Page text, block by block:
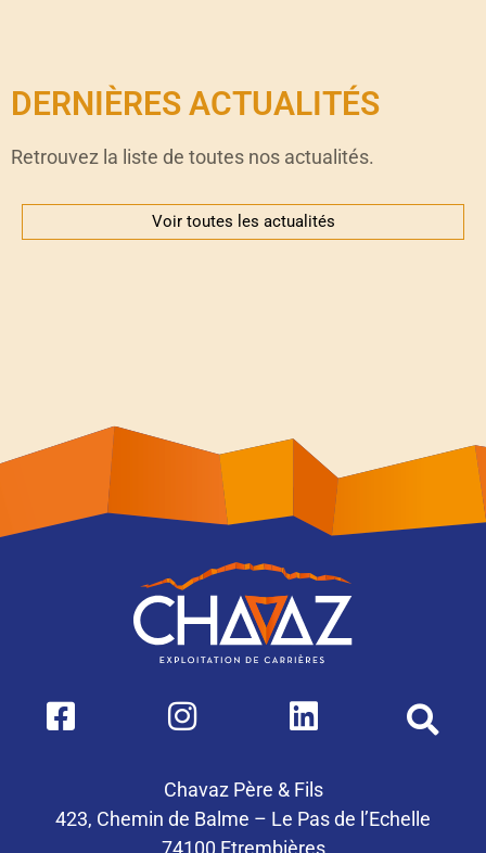
DERNIÈRES ACTUALITÉS
Retrouvez la liste de toutes nos actualités.
Voir toutes les actualités
Chavaz Père & Fils
423, Chemin de Balme – Le Pas de l’Echelle
74100 Etrembières